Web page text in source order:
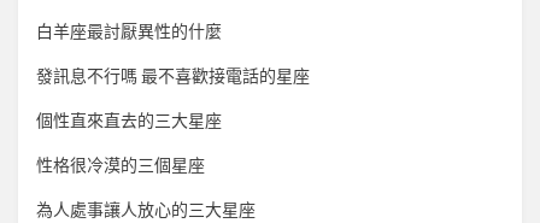
白羊座最討厭異性的什麼
發訊息不行嗎 最不喜歡接電話的星座
個性直來直去的三大星座
性格很冷漠的三個星座
為人處事讓人放心的三大星座